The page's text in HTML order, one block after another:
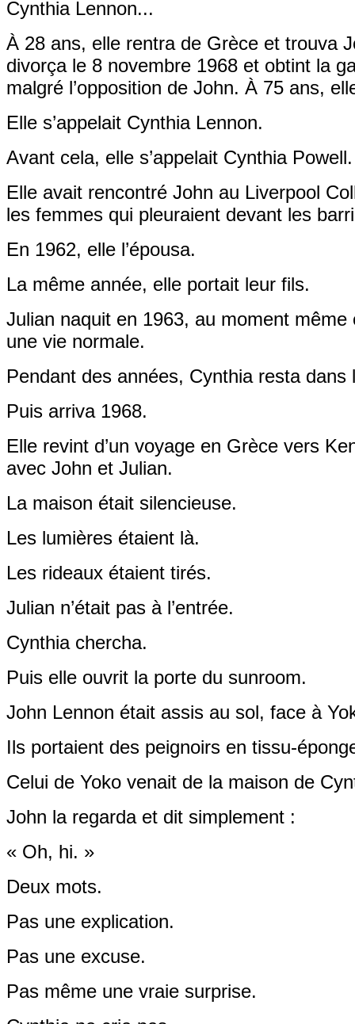
Cynthia Lennon...
À 28 ans, elle rentra de Grèce et trouva
divorça le 8 novembre 1968 et obtint la
malgré l’opposition de John. À 75 ans,
Elle s’appelait Cynthia Lennon.
Avant cela, elle s’appelait Cynthia Powell.
Elle avait rencontré John au Liverpool
les femmes qui pleuraient devant les
En 1962, elle l’épousa.
La même année, elle portait leur fils.
Julian naquit en 1963, au moment
une vie normale.
Pendant des années, Cynthia resta dans
Puis arriva 1968.
Elle revint d’un voyage en Grèce vers
avec John et Julian.
La maison était silencieuse.
Les lumières étaient là.
Les rideaux étaient tirés.
Julian n’était pas à l’entrée.
Cynthia chercha.
Puis elle ouvrit la porte du sunroom.
John Lennon était assis au sol, face à
Ils portaient des peignoirs en tissu-
Celui de Yoko venait de la maison de
John la regarda et dit simplement :
« Oh, hi. »
Deux mots.
Pas une explication.
Pas une excuse.
Pas même une vraie surprise.